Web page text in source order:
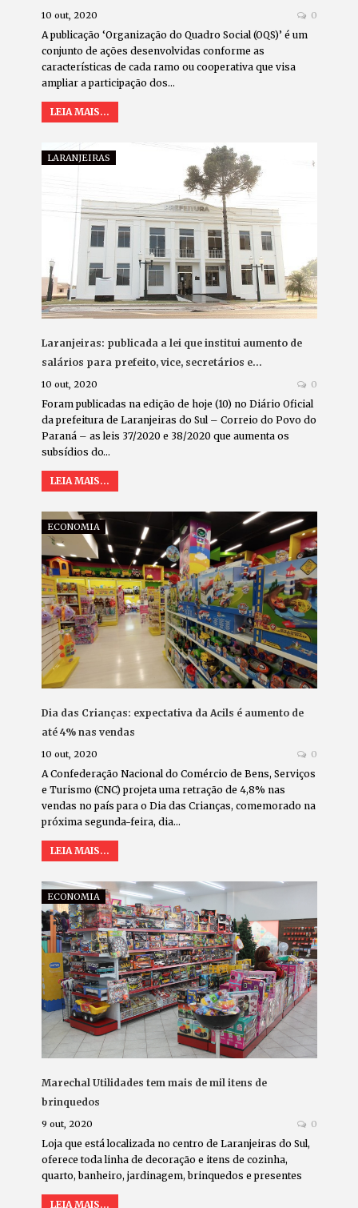
10 out, 2020 0
A publicação ‘Organização do Quadro Social (OQS)’ é um
conjunto de ações desenvolvidas conforme as
características de cada ramo ou cooperativa que visa
ampliar a participação dos…
LEIA MAIS...
LARANJEIRAS
Laranjeiras: publicada a lei que institui aumento de
salários para prefeito, vice, secretários e…
10 out, 2020 0
Foram publicadas na edição de hoje (10) no Diário Oficial
da prefeitura de Laranjeiras do Sul – Correio do Povo do
Paraná – as leis 37/2020 e 38/2020 que aumenta os
subsídios do…
LEIA MAIS...
ECONOMIA
Dia das Crianças: expectativa da Acils é aumento de
até 4% nas vendas
10 out, 2020 0
A Confederação Nacional do Comércio de Bens, Serviços
e Turismo (CNC) projeta uma retração de 4,8% nas
vendas no país para o Dia das Crianças, comemorado na
próxima segunda-feira, dia…
LEIA MAIS...
ECONOMIA
Marechal Utilidades tem mais de mil itens de
brinquedos
9 out, 2020 0
Loja que está localizada no centro de Laranjeiras do Sul,
oferece toda linha de decoração e itens de cozinha,
quarto, banheiro, jardinagem, brinquedos e presentes
LEIA MAIS...